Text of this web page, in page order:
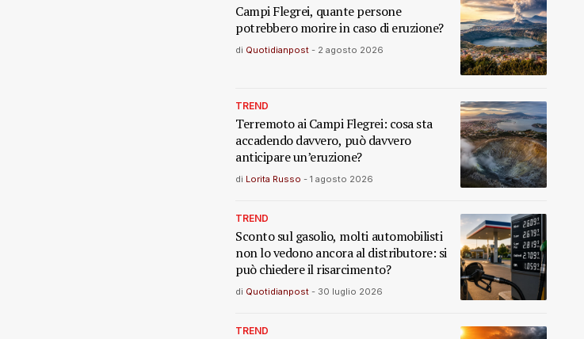
Campi Flegrei, quante persone
potrebbero morire in caso di eruzione?
di Quotidianpost - 2 agosto 2026
TREND
Terremoto ai Campi Flegrei: cosa sta
accadendo davvero, può davvero
anticipare un’eruzione?
di Lorita Russo - 1 agosto 2026
TREND
Sconto sul gasolio, molti automobilisti
non lo vedono ancora al distributore: si
può chiedere il risarcimento?
di Quotidianpost - 30 luglio 2026
TREND